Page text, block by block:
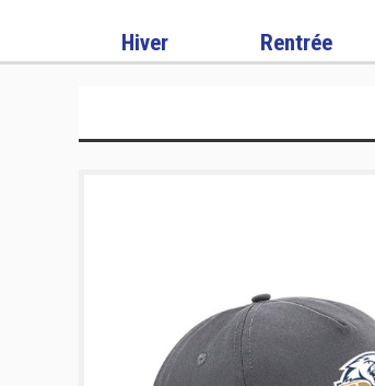
Hiver Rentrée